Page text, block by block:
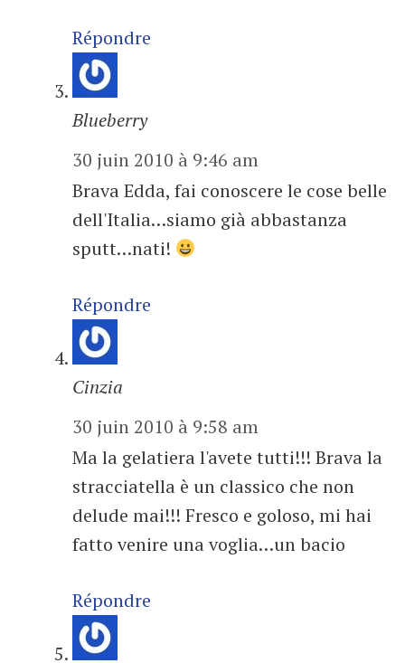
Répondre
Blueberry
30 juin 2010 à 9:46 am
Brava Edda, fai conoscere le cose belle
dell'Italia…siamo già abbastanza
sputt…nati!
Répondre
Cinzia
30 juin 2010 à 9:58 am
Ma la gelatiera l'avete tutti!!! Brava la
stracciatella è un classico che non
delude mai!!! Fresco e goloso, mi hai
fatto venire una voglia…un bacio
Répondre